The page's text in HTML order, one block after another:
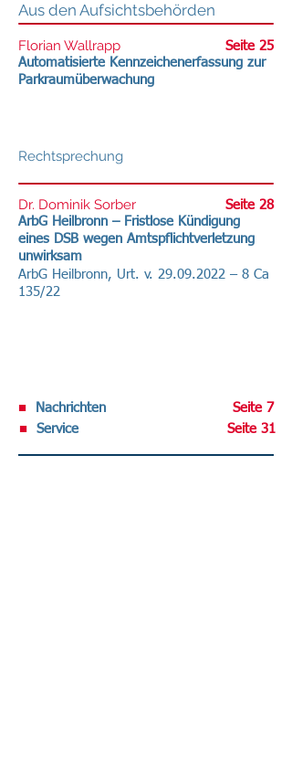
Aus den Aufsichtsbehörden
Florian Wallrapp
Automatisierte Kennzeichenerfassung zur
Parkraumüberwachung
Seite 25
Rechtsprechung
Dr. Dominik Sorber
ArbG Heilbronn – Fristlose Kündigung
eines DSB wegen Amtspflichtverletzung
unwirksam
Seite 28
ArbG Heilbronn, Urt. v. 29.09.2022 – 8 Ca
135/22
■
Nachrichten
■
Service
Seite 7
Seite 31